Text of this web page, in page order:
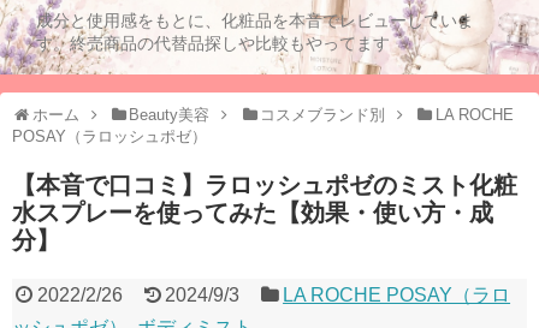
成分と使用感をもとに、化粧品を本音でレビューしていま
す。終売商品の代替品探しや比較もやってます
ホーム Beauty美容 コスメブランド別
LA ROCHE
POSAY（ラロッシュポゼ）
【本音で口コミ】ラロッシュポゼのミスト化粧
水スプレーを使ってみた【効果・使い方・成
分】
2022/2/26 2024/9/3
LA ROCHE POSAY（ラロ